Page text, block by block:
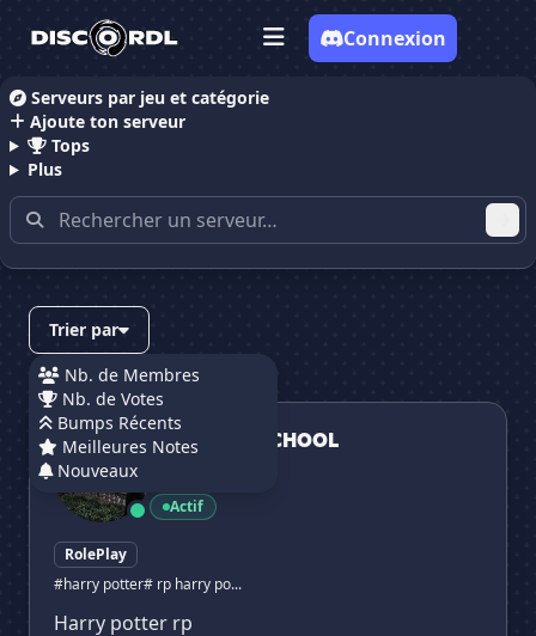
Serveurs par jeu et catégorie
Ajoute ton serveur
Tops
Plus
Connexion
Accueil
Serveurs Discord RolePlay
Trier par
Nb. de Membres
Nb. de Votes
Bumps Récents
Meilleures Notes
Nouveaux
BELLORNE SCHOOL
BELLORNE SCHOOL
Actif
RolePlay
#harry potter# rp harry po...
Harry potter rp